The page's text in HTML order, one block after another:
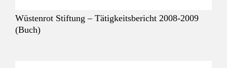
Wüstenrot Stiftung – Tätigkeitsbericht 2008-2009
(Buch)